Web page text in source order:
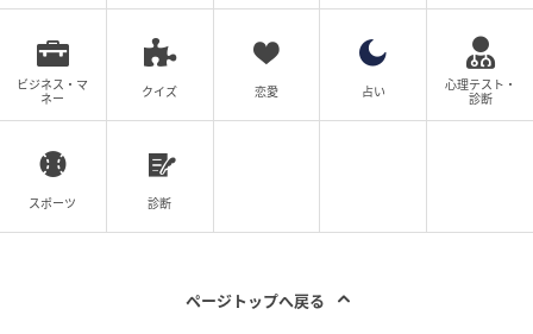
ビジネス・マ
ネー
クイズ 恋愛 占い
心理テスト・
診断
スポーツ 診断
ページトップへ戻る